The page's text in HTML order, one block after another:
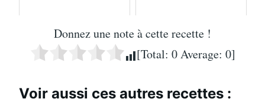
Donnez une note à cette recette !
[Total: 0Average: 0]
Voir aussi ces autres recettes :